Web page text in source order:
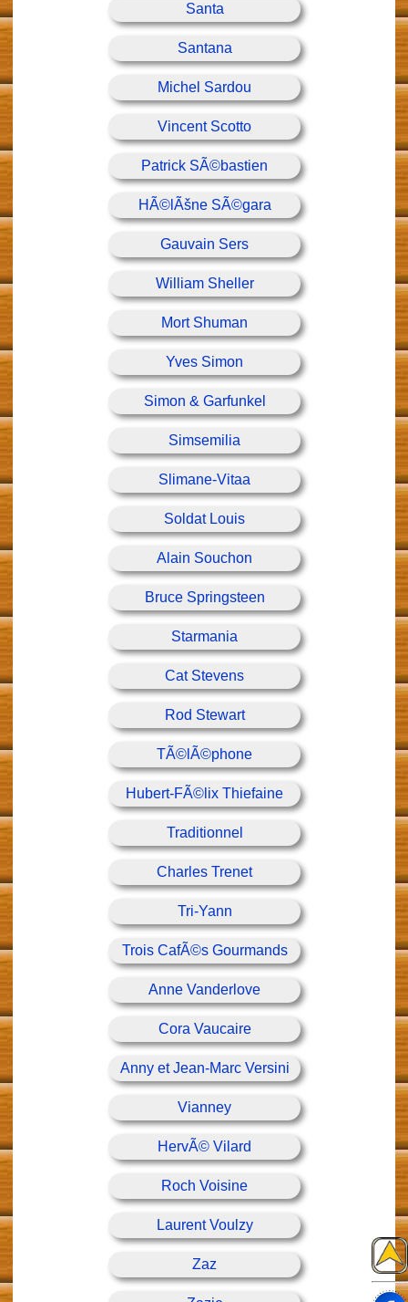
Santa
Santana
Michel Sardou
Vincent Scotto
Patrick SÃ©bastien
HÃ©lÃšne SÃ©gara
Gauvain Sers
William Sheller
Mort Shuman
Yves Simon
Simon & Garfunkel
Simsemilia
Slimane-Vitaa
Soldat Louis
Alain Souchon
Bruce Springsteen
Starmania
Cat Stevens
Rod Stewart
TÃ©lÃ©phone
Hubert-FÃ©lix Thiefaine
Traditionnel
Charles Trenet
Tri-Yann
Trois CafÃ©s Gourmands
Anne Vanderlove
Cora Vaucaire
Anny et Jean-Marc Versini
Vianney
HervÃ© Vilard
Roch Voisine
Laurent Voulzy
Zaz